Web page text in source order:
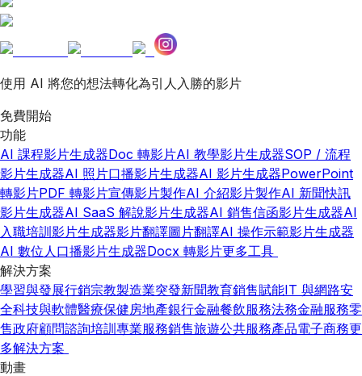
使用 AI 將您的想法轉化為引人入勝的影片
免費開始
功能
AI 課程影片生成器Doc 轉影片AI 教學影片生成器SOP / 流程
影片生成器AI 照片口播影片生成器AI 影片生成器PowerPoint
轉影片PDF 轉影片宣傳影片製作AI 介紹影片製作AI 新聞快訊
影片生成器AI SaaS 解說影片生成器AI 銷售信函影片生成器AI
入職培訓影片生成器影片翻譯圖片翻譯AI 操作示範影片生成器
AI 數位人口播影片生成器Docx 轉影片更多工具
解決方案
學習與發展行銷宗教製造業突發新聞教育銷售賦能IT 與網路安
全科技與軟體醫療保健房地產銀行金融餐飲服務法務金融服務零
售政府顧問諮詢培訓專業服務銷售旅遊公共服務產品電子商務更
多解決方案
動畫